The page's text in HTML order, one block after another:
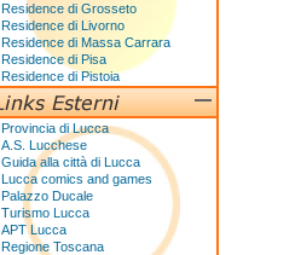
Residence di Grosseto
Residence di Livorno
Residence di Massa Carrara
Residence di Pisa
Residence di Pistoia
Provincia di Lucca
A.S. Lucchese
Guida alla città di Lucca
Lucca comics and games
Palazzo Ducale
Turismo Lucca
APT Lucca
Regione Toscana